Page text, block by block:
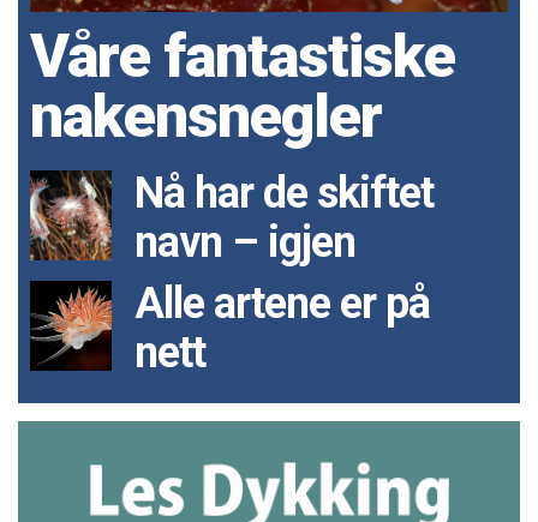
Våre fantastiske
nakensnegler
Nå har de skiftet
navn – igjen
Alle artene er på
nett